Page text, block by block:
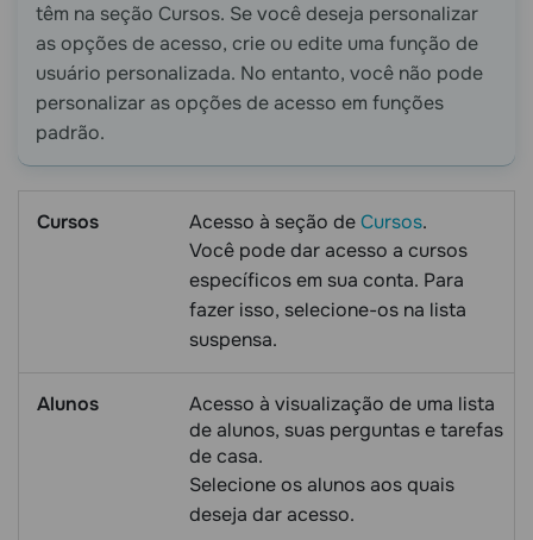
têm na seção Cursos. Se você deseja personalizar
as opções de acesso, crie ou edite uma função de
usuário personalizada. No entanto, você não pode
personalizar as opções de acesso em funções
padrão.
Cursos Acesso à seção deCursos.
Você pode dar acesso a cursos
específicos em sua conta. Para
fazer isso, selecione-os na lista
suspensa.
Alunos
Acesso à visualização de uma lista
de alunos, suas perguntas e tarefas
de casa.
Selecione os alunos aos quais
deseja dar acesso.